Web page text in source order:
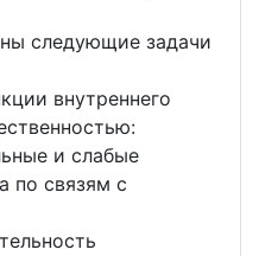
следующие задачи
внутреннего
и слабые
по связям с